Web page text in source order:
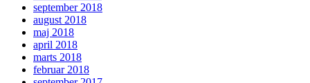
september 2018
august 2018
maj 2018
april 2018
marts 2018
februar 2018